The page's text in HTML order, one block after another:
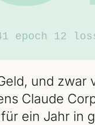
und zwar
Claude
ein Jahr in